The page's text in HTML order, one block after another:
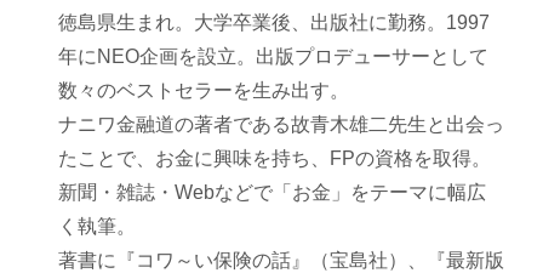
徳島県生まれ。大学卒業後、出版社に勤務。1997
年にNEO企画を設立。出版プロデューサーとして
数々のベストセラーを生み出す。
ナニワ金融道の著者である故青木雄二先生と出会っ
たことで、お金に興味を持ち、FPの資格を取得。
新聞・雑誌・Webなどで「お金」をテーマに幅広
く執筆。
著書に『コワ～い保険の話』（宝島社）、『最新版